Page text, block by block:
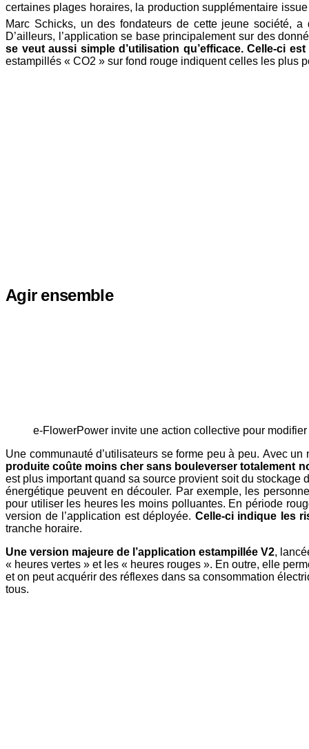
certaines plages horaires, la production supplémentaire
Marc Schicks, un des fondateurs de cette jeune société, a
D’ailleurs, l’application se base principalement sur des
se veut aussi simple d’utilisation qu’efficace. Celle-ci
estampillés « CO2 » sur fond rouge indiquent celles les plus
Agir ensemble
e-FlowerPower invite une action collective pour
Une communauté d’utilisateurs se forme peu à peu. Avec
produite coûte moins cher sans bouleverser totalement
est plus important quand sa source provient soit du stockage
énergétique peuvent en découler. Par exemple, les
pour utiliser les heures les moins polluantes. En période
version de l’application est déployée. Celle-ci indique les
tranche horaire.
Une version majeure de l’application estampillée V2,
« heures vertes » et les « heures rouges ». En outre, elle
et on peut acquérir des réflexes dans sa consommation
tous.